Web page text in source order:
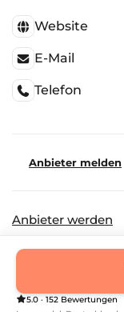
Website
E-Mail
Telefon
Anbieter melden
Anbieter werden
©
5.0 · 152 Bewertungen